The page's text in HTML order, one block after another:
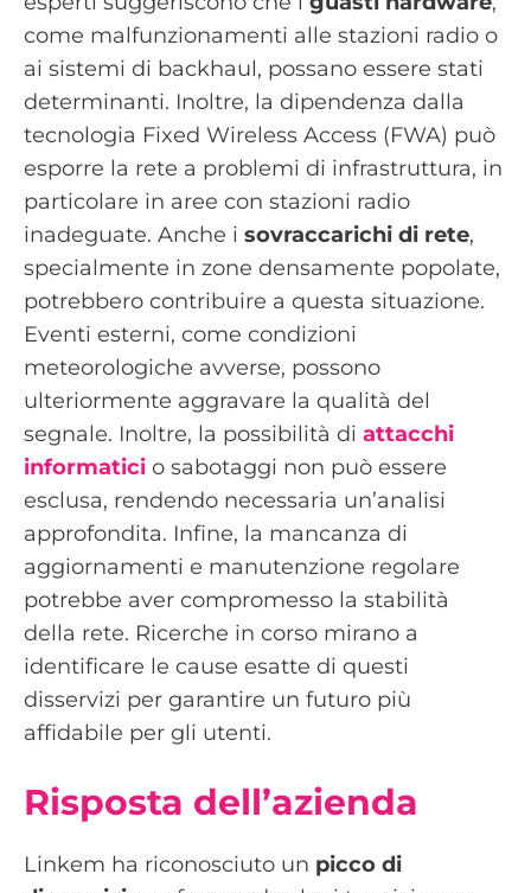
come malfunzionamenti alle stazioni radio o
ai sistemi di backhaul, possano essere stati
determinanti. Inoltre, la dipendenza dalla
tecnologia Fixed Wireless Access (FWA) può
esporre la rete a problemi di infrastruttura, in
particolare in aree con stazioni radio
inadeguate. Anche i sovraccarichi di rete,
specialmente in zone densamente popolate,
potrebbero contribuire a questa situazione.
Eventi esterni, come condizioni
meteorologiche avverse, possono
ulteriormente aggravare la qualità del
segnale. Inoltre, la possibilità di attacchi
informatici o sabotaggi non può essere
esclusa, rendendo necessaria un’analisi
approfondita. Infine, la mancanza di
aggiornamenti e manutenzione regolare
potrebbe aver compromesso la stabilità
della rete. Ricerche in corso mirano a
identificare le cause esatte di questi
disservizi per garantire un futuro più
affidabile per gli utenti.
Risposta dell’azienda
Linkem ha riconosciuto un picco di